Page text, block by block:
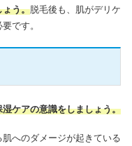
ょう。脱毛後も、肌がデリケ
です。
ケアの意識をしましょう。
へのダメージが起きている